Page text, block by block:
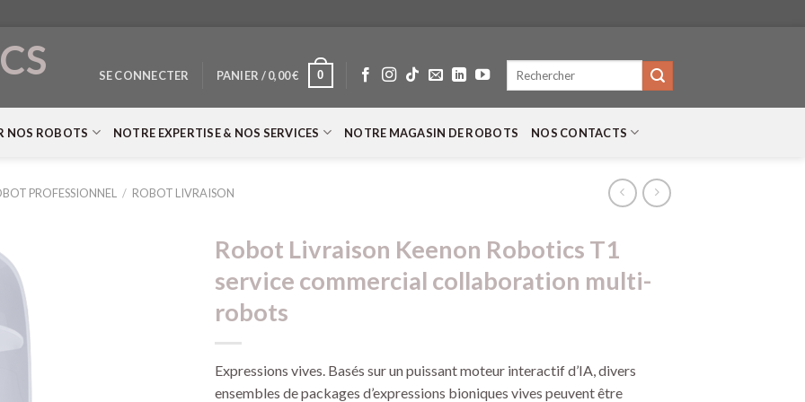
SE CONNECTER PANIER /0,00€ 0
Recherche
NOS ROBOTS NOTRE EXPERTISE & NOS SERVICES NOTRE MAGASIN DE ROBOTS NOS CONTACTS
PROFESSIONNEL / ROBOT LIVRAISON
Robot Livraison Keenon Robotics T1
service commercial collaboration multi-
robots
Expressions vives. Basés sur un puissant moteur interactif d’IA, divers
ensembles de packages d’expressions bioniques vives peuvent être